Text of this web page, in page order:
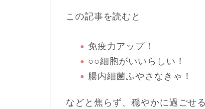
この記事を読むと
免疫力アップ！
○○細胞がいいらしい！
腸内細菌ふやさなきゃ！
などと焦らず、穏やかに過ごせ